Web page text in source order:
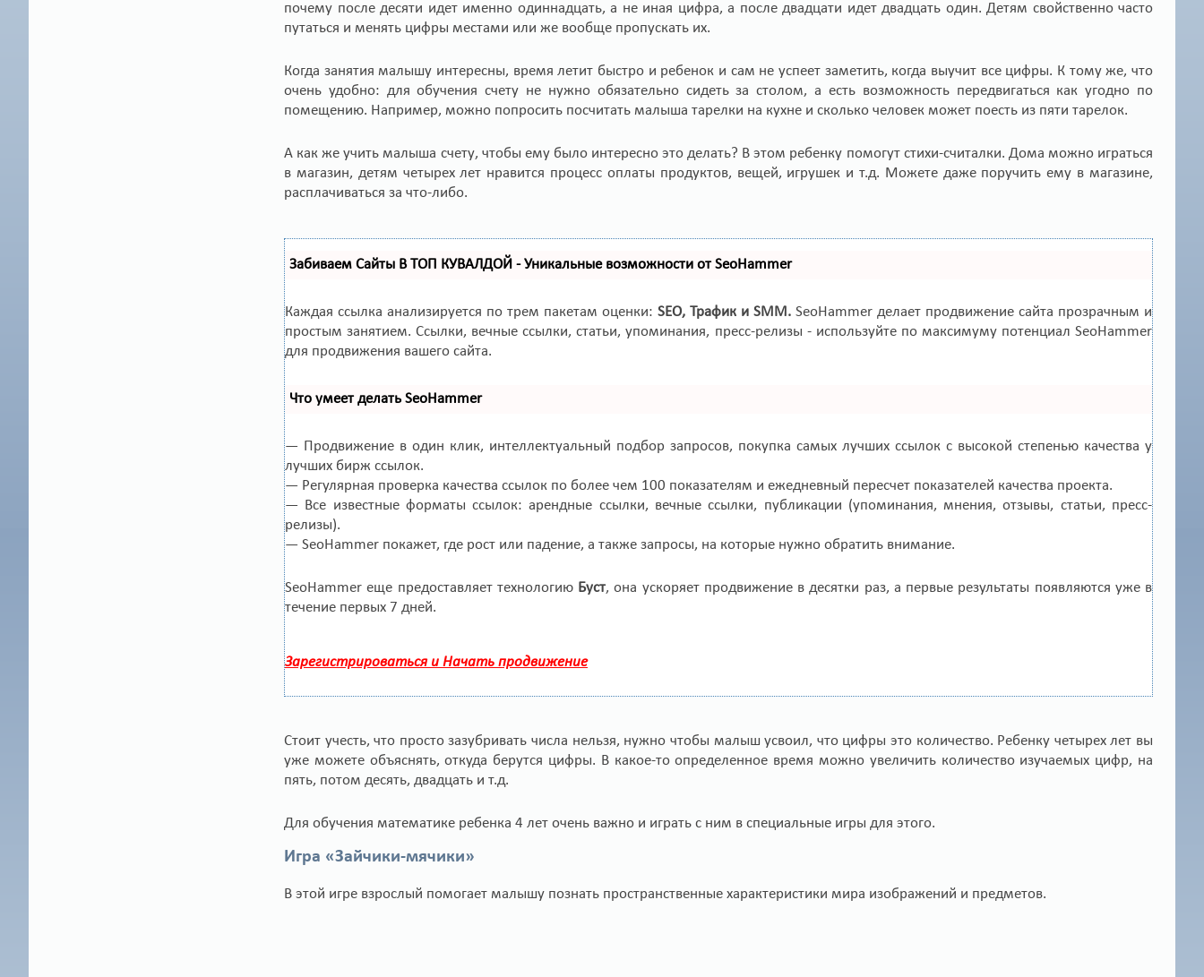
почему после десяти идет именно одиннадцать, а не иная цифра, а после двадцати идет двадцать один. Детям свойственно часто
путаться и менять цифры местами или же вообще пропускать их.
Когда занятия малышу интересны, время летит быстро и ребенок и сам не успеет заметить, когда выучит все цифры. К тому же, что
очень удобно: для обучения счету не нужно обязательно сидеть за столом, а есть возможность передвигаться как угодно по
помещению. Например, можно попросить посчитать малыша тарелки на кухне и сколько человек может поесть из пяти тарелок.
А как же учить малыша счету, чтобы ему было интересно это делать? В этом ребенку помогут стихи-считалки. Дома можно играться
в магазин, детям четырех лет нравится процесс оплаты продуктов, вещей, игрушек и т.д. Можете даже поручить ему в магазине,
расплачиваться за что-либо.
Забиваем Сайты В ТОП КУВАЛДОЙ - Уникальные возможности от SeoHammer
Каждая ссылка анализируется по трем пакетам оценки: SEO, Трафик и SMM. SeoHammer делает продвижение сайта прозрачным и
простым занятием. Ссылки, вечные ссылки, статьи, упоминания, пресс-релизы - используйте по максимуму потенциал SeoHammer
для продвижения вашего сайта.
Что умеет делать SeoHammer
— Продвижение в один клик, интеллектуальный подбор запросов, покупка самых лучших ссылок с высокой степенью качества у
лучших бирж ссылок.
— Регулярная проверка качества ссылок по более чем 100 показателям и ежедневный пересчет показателей качества проекта.
— Все известные форматы ссылок: арендные ссылки, вечные ссылки, публикации (упоминания, мнения, отзывы, статьи, пресс-
релизы).
— SeoHammer покажет, где рост или падение, а также запросы, на которые нужно обратить внимание.
SeoHammer еще предоставляет технологию Буст, она ускоряет продвижение в десятки раз, а первые результаты появляются уже в
течение первых 7 дней.
Зарегистрироваться и Начать продвижение
Стоит учесть, что просто зазубривать числа нельзя, нужно чтобы малыш усвоил, что цифры это количество. Ребенку четырех лет вы
уже можете объяснять, откуда берутся цифры. В какое-то определенное время можно увеличить количество изучаемых цифр, на
пять, потом десять, двадцать и т.д.
Для обучения математике ребенка 4 лет очень важно и играть с ним в специальные игры для этого.
Игра «Зайчики-мячики»
В этой игре взрослый помогает малышу познать пространственные характеристики мира изображений и предметов.